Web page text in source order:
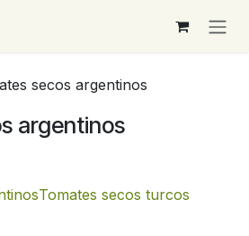
secos argentinos
argentinos
Tomates secos turcos